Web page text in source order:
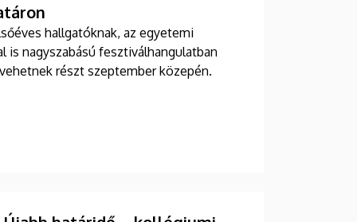
hallgatóknak, az egyetemi
is nagyszabású fesztiválhangulatban
részt szeptember közepén.